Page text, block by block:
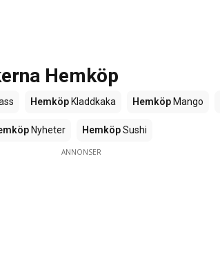
Hemköp
HemköpKladdkaka HemköpMango
Nyheter HemköpSushi
ANNONSER